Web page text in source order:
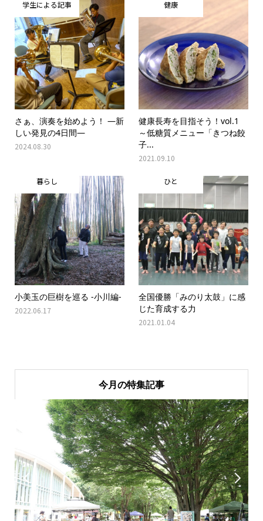
学生による記事
さぁ、演奏を始めよう！ ―新
しい発見の4日間―
2024.08.30
健康
健康長寿を目指そう！vol.1
～低糖質メニュー「きつね餃
子...
2021.09.10
暮らし
小美玉の巨樹を巡る -小川編-
2022.06.17
ひと
全国優勝「みのり太鼓」に感
じた育成する力
2021.01.04
今月の特集記事
 